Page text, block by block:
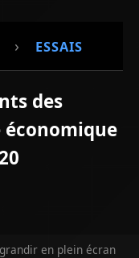
› ESSAIS
des
en plein écran